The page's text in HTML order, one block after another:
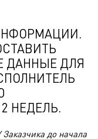
ДАННЫЕ ДЛЯ
НЕДЕЛЬ.
Заказчика до начала